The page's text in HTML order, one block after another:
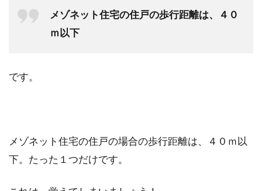
メゾネット住宅の住戸の歩行距離は、４０
ｍ以下
です。
メゾネット住宅の住戸の場合の歩行距離は、４０ｍ以
下。たった１つだけです。